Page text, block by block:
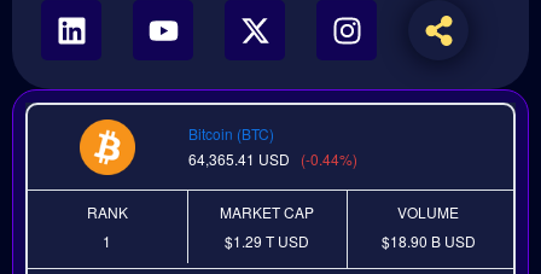
Bitcoin (BTC)
64,365.41 USD (-0.44%)
RANK
1
MARKET CAP
$1.29 TUSD
VOLUME
$18.90 B USD